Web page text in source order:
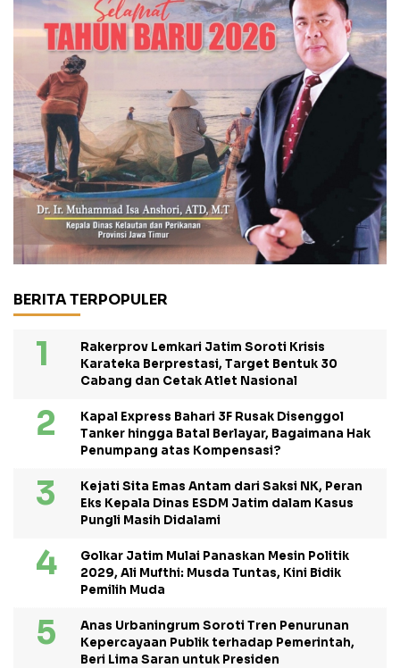
BERITA TERPOPULER
Rakerprov Lemkari Jatim Soroti Krisis
Karateka Berprestasi, Target Bentuk 30
Cabang dan Cetak Atlet Nasional
Kapal Express Bahari 3F Rusak Disenggol
Tanker hingga Batal Berlayar, Bagaimana Hak
Penumpang atas Kompensasi?
Kejati Sita Emas Antam dari Saksi NK, Peran
Eks Kepala Dinas ESDM Jatim dalam Kasus
Pungli Masih Didalami
Golkar Jatim Mulai Panaskan Mesin Politik
2029, Ali Mufthi: Musda Tuntas, Kini Bidik
Pemilih Muda
Anas Urbaningrum Soroti Tren Penurunan
Kepercayaan Publik terhadap Pemerintah,
Beri Lima Saran untuk Presiden